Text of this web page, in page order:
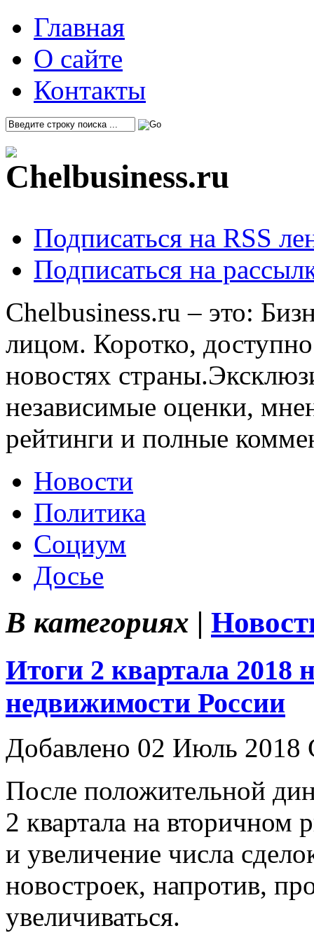
Главная
О сайте
Контакты
Подписаться на RSS
Подписаться на
Chelbusiness.ru – это:
лицом. Коротко,
новостях
независимые оценки,
рейтинги и полные
Новости
Политика
Социум
Досье
В категориях |
Итоги 2 квартала 2018
недвижимости России
Добавлено 02 Июль 2018
После положительной
2 квартала на вторичном
и увеличение числа
новостроек, напротив,
увеличиваться.